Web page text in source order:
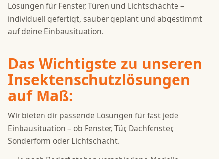
Lösungen für Fenster, Türen und Lichtschächte –
individuell gefertigt, sauber geplant und abgestimmt
auf deine Einbausituation.
Das Wichtigste zu unseren
Insektenschutzlösungen
auf Maß:
Wir bieten dir passende Lösungen für fast jede
Einbausituation – ob Fenster, Tür, Dachfenster,
Sonderform oder Lichtschacht.